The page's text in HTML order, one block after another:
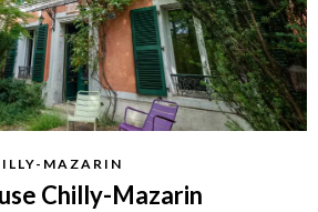
MAZARIN
Chilly-Mazarin